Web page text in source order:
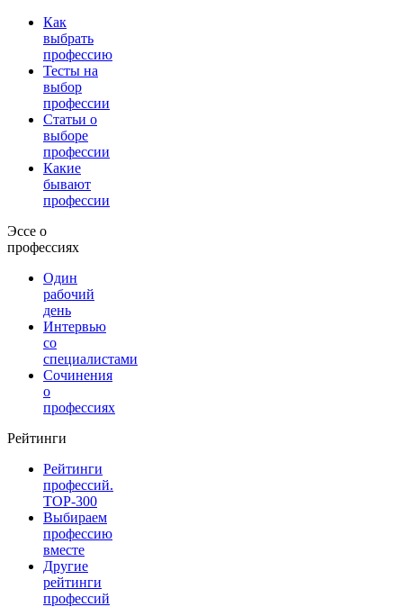
Как
выбрать
профессию
Тесты на
выбор
профессии
Статьи о
выборе
профессии
Какие
бывают
профессии
Эссе о
профессиях
Один
рабочий
день
Интервью
со
специалистами
Сочинения
о
профессиях
Рейтинги
Рейтинги
профессий.
TOP-300
Выбираем
профессию
вместе
Другие
рейтинги
профессий